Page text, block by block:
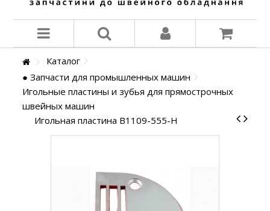
Каталог
● Запчасти для промышленных машин
Игольные пластины и зубья для прямострочных
швейных машин
Игольная пластина B1109-555-H